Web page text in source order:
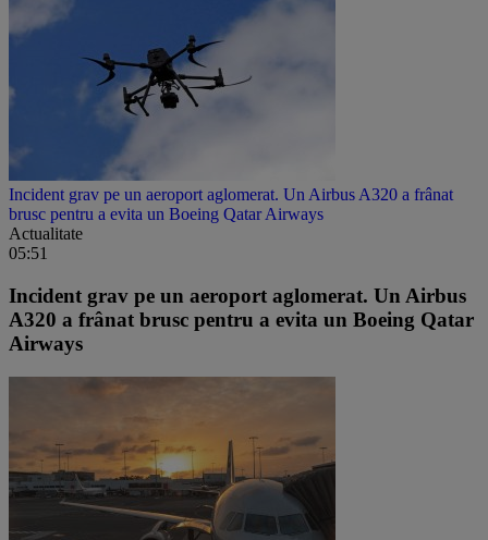
Incident grav pe un aeroport aglomerat. Un Airbus A320 a frânat
brusc pentru a evita un Boeing Qatar Airways
Actualitate
05:51
Incident grav pe un aeroport aglomerat. Un Airbus
A320 a frânat brusc pentru a evita un Boeing Qatar
Airways